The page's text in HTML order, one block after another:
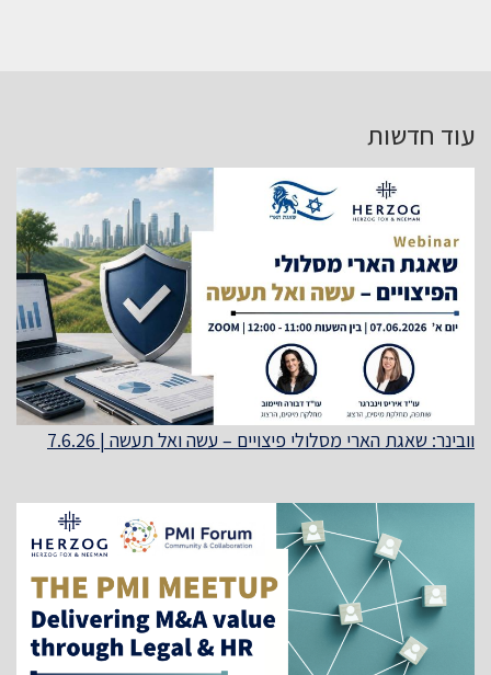
עוד חדשות
וובינר: שאגת הארי מסלולי פיצויים – עשה ואל תעשה | 7.6.26